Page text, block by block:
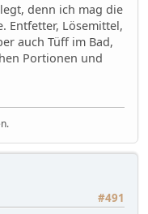
denn ich mag die
Entfetter, Lösemittel,
auch Tüff im Bad,
Portionen und
#491